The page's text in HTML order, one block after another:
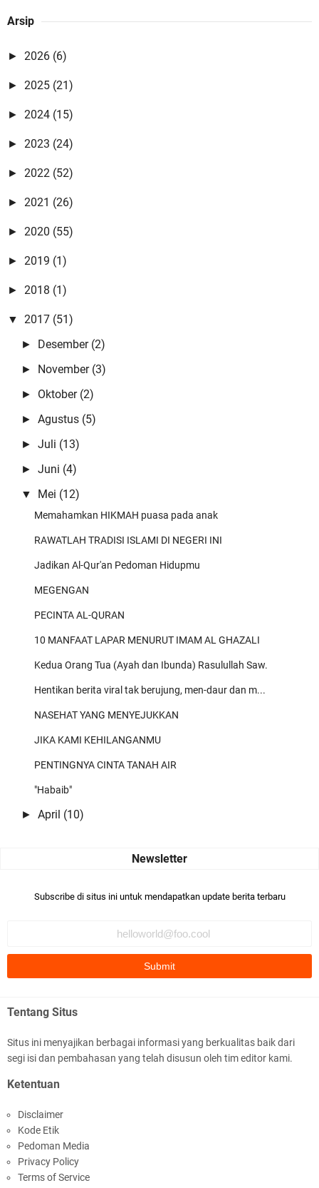
youtube downloader vid …
Anonymous
지노사이트 …
Rizki syahrul mubarok
Maqomnya sudah tingkat cinta ustadz 😊
bahwa kita mempunya …
Anonymous
Amiiin Yaa Robbal 'Alamiin mugi-mugi kito sedanten saget nderek
beliau-belia …
Mbah Blankon
Semoga masih banyak ulama2 santun yg menyejukkan umat yg
Arsip
► 2026 (6)
► 2025 (21)
► 2024 (15)
► 2023 (24)
► 2022 (52)
► 2021 (26)
► 2020 (55)
► 2019 (1)
► 2018 (1)
▼ 2017 (51)
► Desember (2)
► November (3)
► Oktober (2)
►Agustus (5)
►Juli (13)
►Juni (4)
▼ Mei (12)
Memahamkan HIKMAH puasa pada anak
RAWATLAH TRADISI ISLAMI DI NEGERI INI
Jadikan Al-Qur'an Pedoman Hidupmu
MEGENGAN
PECINTA AL-QURAN
10 MANFAAT LAPAR MENURUT IMAM AL GHAZALI
Kedua Orang Tua (Ayah dan Ibunda) Rasulullah Saw.
Hentikan berita viral tak berujung, men-daur dan m...
NASEHAT YANG MENYEJUKKAN
JIKA KAMI KEHILANGANMU
PENTINGNYA CINTA TANAH AIR
"Habaib"
►April (10)
Subscribe di situs ini untuk mendapatkan update berita terbaru
Tentang Situs
Situs ini menyajikan berbagai informasi yang berkualitas baik dari
segi isi dan pembahasan yang telah disusun oleh tim editor kami.
Ketentuan
Disclaimer
Kode Etik
Pedoman Media
Privacy Policy
Terms of Service